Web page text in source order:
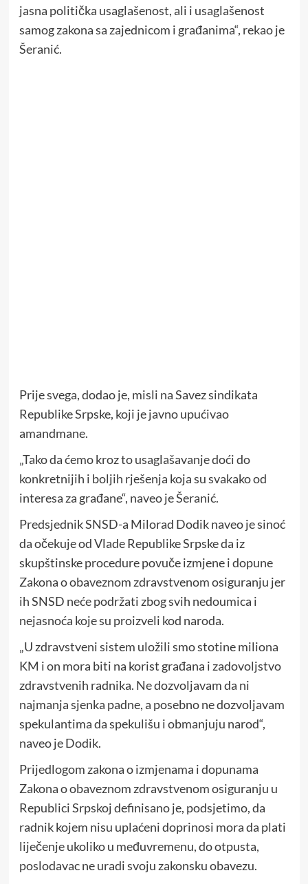
jasna politička usaglašenost, ali i usaglašenost
samog zakona sa zajednicom i građanima“, rekao je
Šeranić.
Prije svega, dodao je, misli na Savez sindikata
Republike Srpske, koji je javno upućivao
amandmane.
„Tako da ćemo kroz to usaglašavanje doći do
konkretnijih i boljih rješenja koja su svakako od
interesa za građane“, naveo je Šeranić.
Predsjednik SNSD-a Milorad Dodik naveo je sinoć
da očekuje od Vlade Republike Srpske da iz
skupštinske procedure povuče izmjene i dopune
Zakona o obaveznom zdravstvenom osiguranju jer
ih SNSD neće podržati zbog svih nedoumica i
nejasnoća koje su proizveli kod naroda.
„U zdravstveni sistem uložili smo stotine miliona
KM i on mora biti na korist građana i zadovoljstvo
zdravstvenih radnika. Ne dozvoljavam da ni
najmanja sjenka padne, a posebno ne dozvoljavam
spekulantima da spekulišu i obmanjuju narod“,
naveo je Dodik.
Prijedlogom zakona o izmjenama i dopunama
Zakona o obaveznom zdravstvenom osiguranju u
Republici Srpskoj definisano je, podsjetimo, da
radnik kojem nisu uplaćeni doprinosi mora da plati
liječenje ukoliko u međuvremenu, do otpusta,
poslodavac ne uradi svoju zakonsku obavezu.